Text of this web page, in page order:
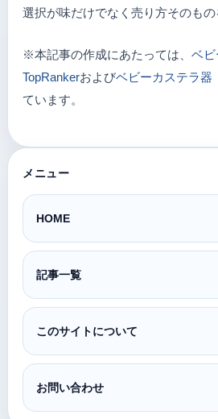
選択が味だけでなく売り方そのもの
※本記事の作成にあたっては、 ベビ
TopRankerおよびベビーカステラ器
ています。
メニュー
HOME
記事一覧
このサイトについて
お問い合わせ